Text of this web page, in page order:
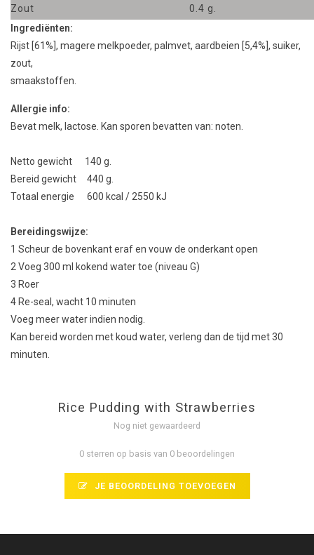
Zout
0.4 g.
Ingrediënten:
Rijst [61%], magere melkpoeder, palmvet, aardbeien [5,4%], suiker,
zout,
smaakstoffen.
Allergie info:
Bevat melk, lactose. Kan sporen bevatten van: noten.
Netto gewicht 140 g.
Bereid gewicht 440 g.
Totaal energie 600 kcal / 2550 kJ
Bereidingswijze:
1 Scheurde bovenkant erafen vouw de onderkantopen
2 Voeg 300 ml kokend water toe (niveau G)
3 Roer
4 Re-seal, wacht 10 minuten
Voeg meerwaterindien nodig.
Kan bereid worden met koud water, verleng dan de tijd met 30
minuten.
Rice Pudding with Strawberries
Nog niet gewaardeerd
0 sterren op basis van 0 beoordelingen
JE BEOORDELING TOEVOEGEN